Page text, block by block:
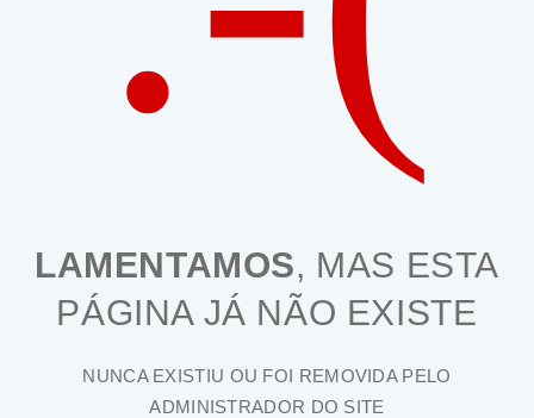
LAMENTAMOS, MAS ESTA
PÁGINA JÁ NÃO EXISTE
NUNCA EXISTIU OU FOI REMOVIDA PELO
ADMINISTRADOR DO SITE